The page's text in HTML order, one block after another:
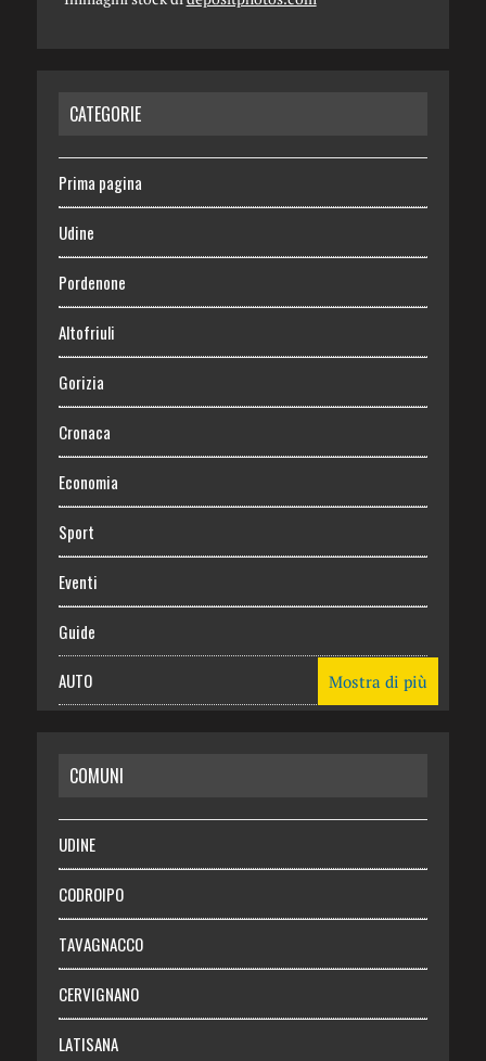
CATEGORIE
Prima pagina
Udine
Pordenone
Altofriuli
Gorizia
Cronaca
Economia
Sport
Eventi
Guide
AUTO
RISPARMIO
SALUTE
Necrologie
Chi siamo
Abbonati
Login
Mostra di più
COMUNI
UDINE
CODROIPO
TAVAGNACCO
CERVIGNANO
LATISANA